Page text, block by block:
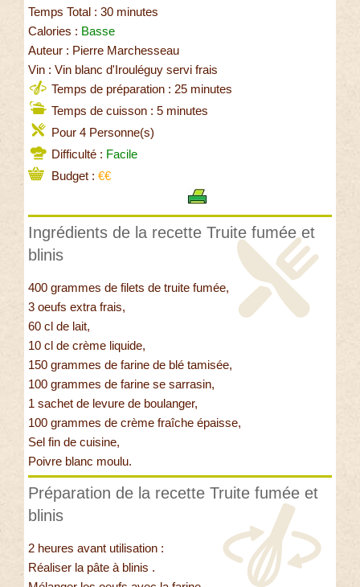
Temps Total : 30 minutes
Calories : Basse
Auteur : Pierre Marchesseau
Vin : Vin blanc d'Irouléguy servi frais
Temps de préparation : 25 minutes
Temps de cuisson : 5 minutes
Pour 4 Personne(s)
Difficulté : Facile
Budget : €€
Ingrédients de la recette Truite fumée et
blinis
400 grammes de filets de truite fumée,
3 oeufs extra frais,
60 cl de lait,
10 cl de crème liquide,
150 grammes de farine de blé tamisée,
100 grammes de farine se sarrasin,
1 sachet de levure de boulanger,
100 grammes de crème fraîche épaisse,
Sel fin de cuisine,
Poivre blanc moulu.
Préparation de la recette Truite fumée et
blinis
2 heures avant utilisation :
Réaliser la pâte à blinis .